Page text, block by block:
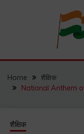
HIND
Status, Hindi
Home
शैक्षिक
National Anthem of
शैक्षिक